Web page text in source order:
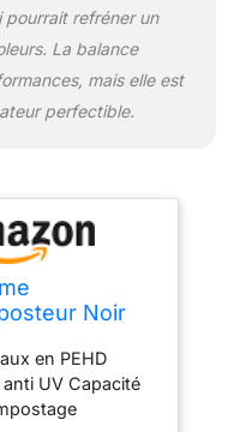
refréner un
La balance
mais elle est
perfectible.
Noir
en PEHD
UV Capacité